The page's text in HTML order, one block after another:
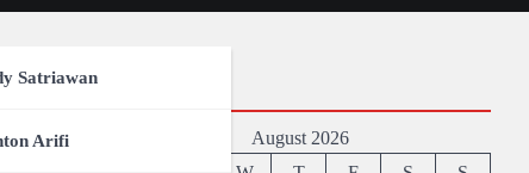
RISatriawan
Arifi
August 2026